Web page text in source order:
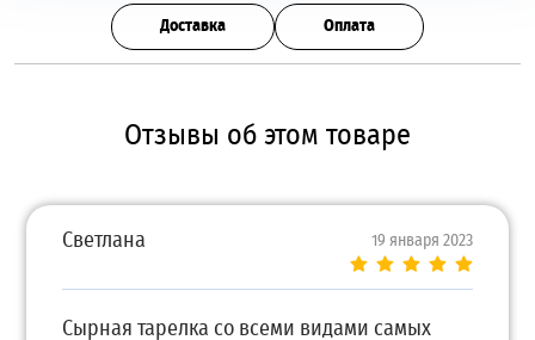
Доставка Оплата
Отзывы об этом товаре
Светлана 19 января 2023
Сырная тарелка со всеми видами самых